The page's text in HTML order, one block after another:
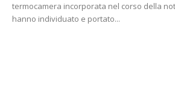
termocamera incorporata nel corso della
hanno individuato e portato...